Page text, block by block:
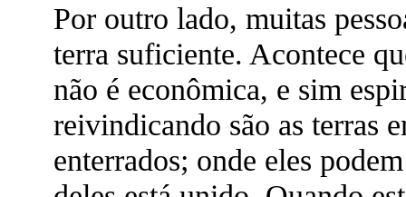
Por outro lado, muitas
terra suficiente. Acontece
não é econômica, e sim
reivindicando são as terras
enterrados; onde eles